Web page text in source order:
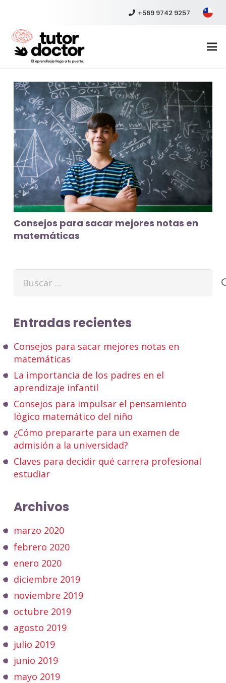
+569 9742 9257
Consejos para sacar mejores notas en
matemáticas
Entradas recientes
Consejos para sacar mejores notas en
matemáticas
La importancia de los padres en el
aprendizaje infantil
Consejos para impulsar el pensamiento
lógico matemático del niño
¿Cómo prepararte para un examen de
admisión a la universidad?
Claves para decidir qué carrera profesional
estudiar
Archivos
marzo 2020
febrero 2020
enero 2020
diciembre 2019
noviembre 2019
octubre 2019
agosto 2019
julio 2019
junio 2019
mayo 2019